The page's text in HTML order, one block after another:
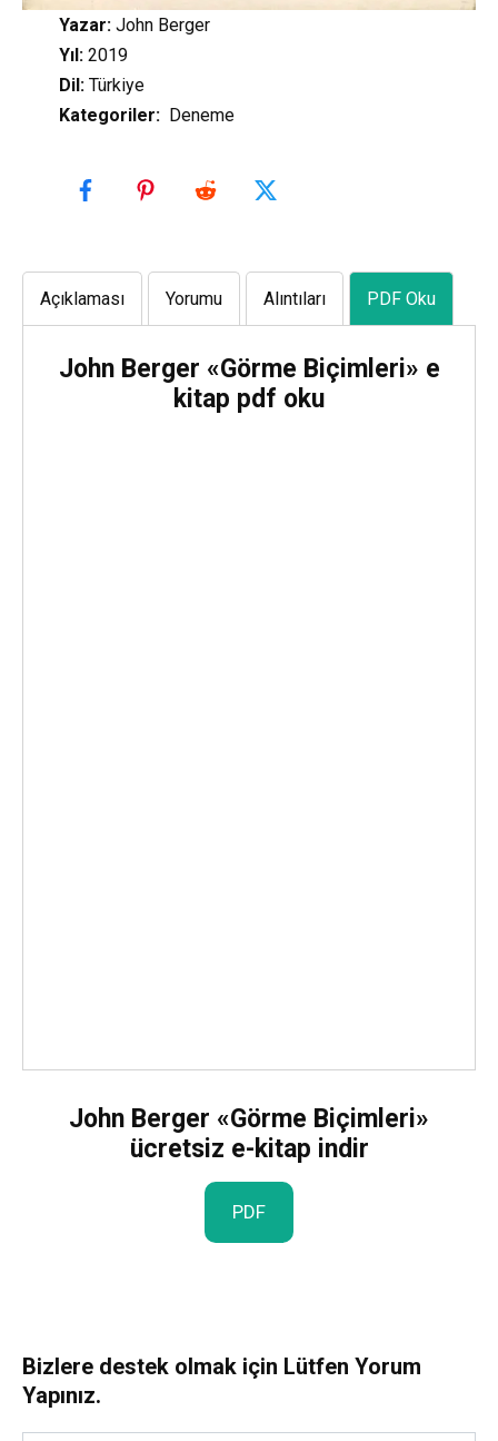
Yazar:John Berger
Yıl:2019
Dil:Türkiye
Kategoriler:Deneme
Açıklaması Yorumu Alıntıları PDF Oku
John Berger «Görme Biçimleri» e
kitap pdf oku
John Berger «Görme Biçimleri»
ücretsiz e-kitap indir
PDF
Bizlere destek olmak için Lütfen Yorum
Yapınız.